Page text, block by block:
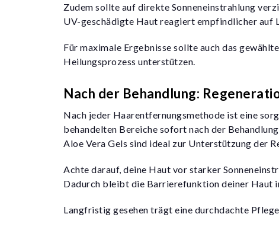
Zudem sollte auf direkte Sonneneinstrahlung
UV-geschädigte Haut reagiert empfindlicher auf
Für maximale Ergebnisse sollte auch das
Heilungsprozess unterstützen.
Nach der Behandlung:
Nach jeder Haarentfernungsmethode ist eine
behandelten Bereiche sofort nach der
Aloe Vera Gels sind ideal zur Unterstützung der
Achte darauf, deine Haut vor starker
Dadurch bleibt die Barrierefunktion deiner Haut
Langfristig gesehen trägt eine durchdachte